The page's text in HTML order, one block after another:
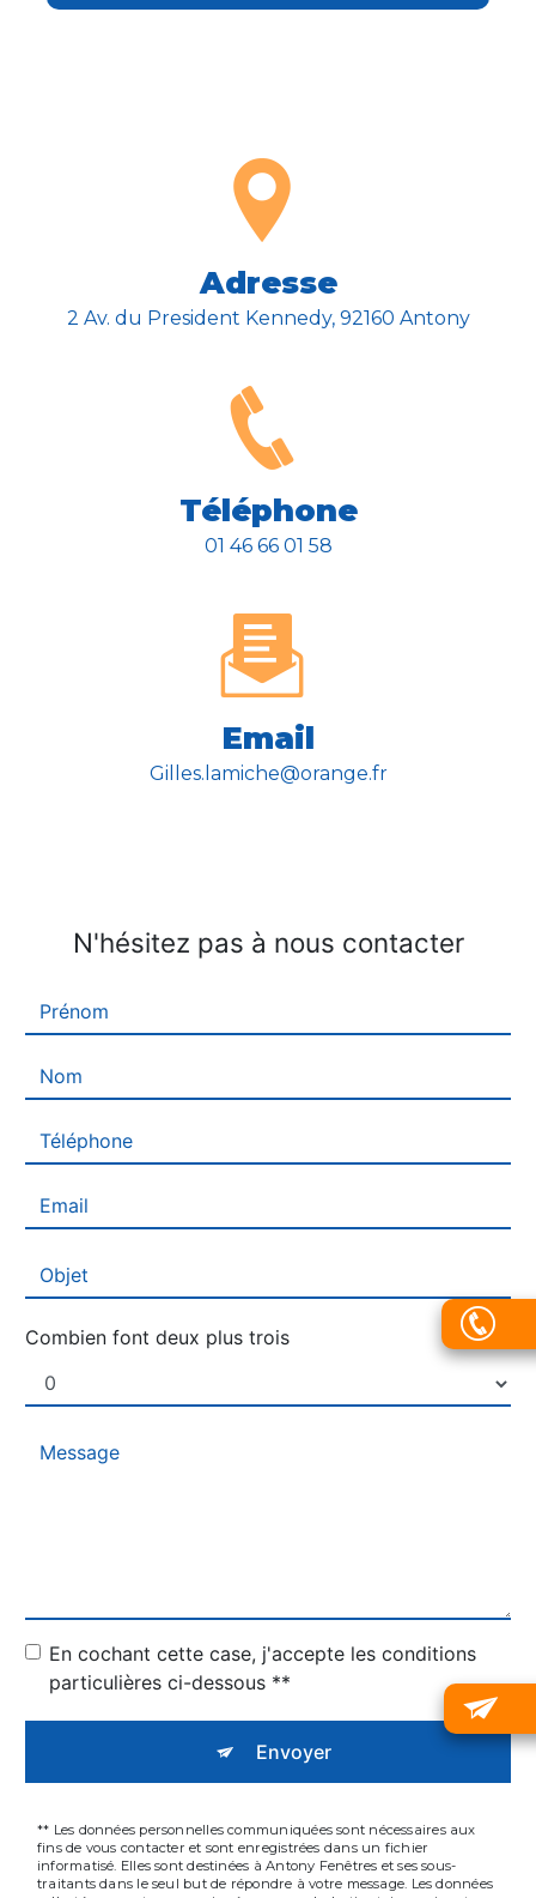
Adresse
2 Av. du President Kennedy, 92160 Antony
Téléphone
01 46 66 01 58
Email
gilles.lamiche@orange.fr
N'hésitez pas à nous contacter
Combien font deux plus trois
En cochant cette case, j'accepte les conditions
particulières ci-dessous **
Envoyer
** Les données personnelles communiquées sont nécessaires aux
fins de vous contacter et sont enregistrées dans un fichier
informatisé. Elles sont destinées à Antony Fenêtres et ses sous-
traitants dans le seul but de répondre à votre message. Les données